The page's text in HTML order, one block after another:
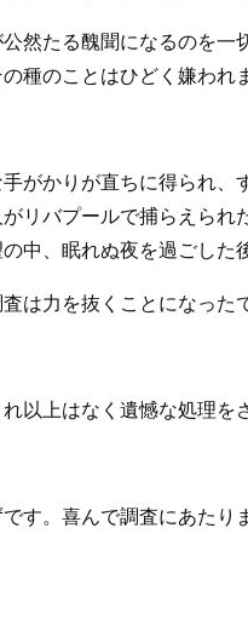
然たる醜聞になるのを
種のことはひどく嫌われ
がかりが直ちに得られ
リバプールで捕らえら
中、眠れぬ夜を過ごした
は力を抜くことになった
以上はなく遺憾な処理を
す。喜んで調査にあた